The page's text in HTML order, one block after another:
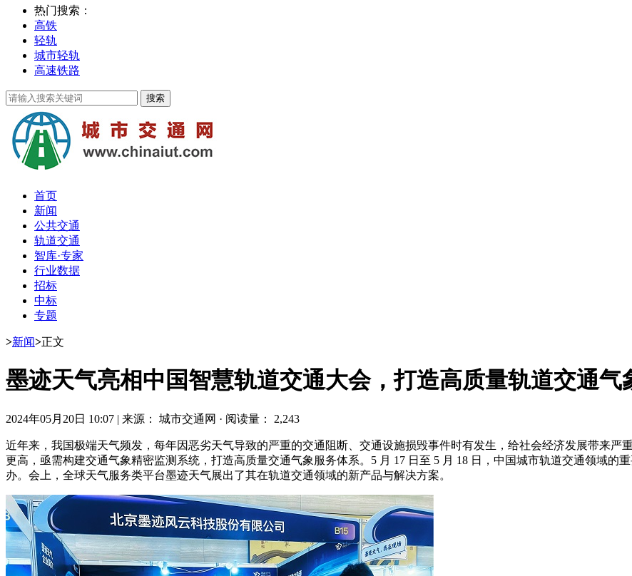
热门搜索：
高铁
轻轨
城市轻轨
高速铁路
首页
新闻
公共交通
轨道交通
智库·专家
行业数据
招标
中标
专题
>新闻>正文
墨迹天气亮相中国智慧轨道交通大会，打造高质量轨道交通气
2024年05月20日 10:07 | 来源： 城市交通网 · 阅读量： 2,243
近年来，我国极端天气频发，每年因恶劣天气导致的严重的交通阻断、交通设施损毁事件时有发生，给社会经济发展带来严
更高，亟需构建交通气象精密监测系统，打造高质量交通气象服务体系。5 月 17 日至 5 月 18 日，中国城市轨道交通领域
办。会上，全球天气服务类平台墨迹天气展出了其在轨道交通领域的新产品与解决方案。